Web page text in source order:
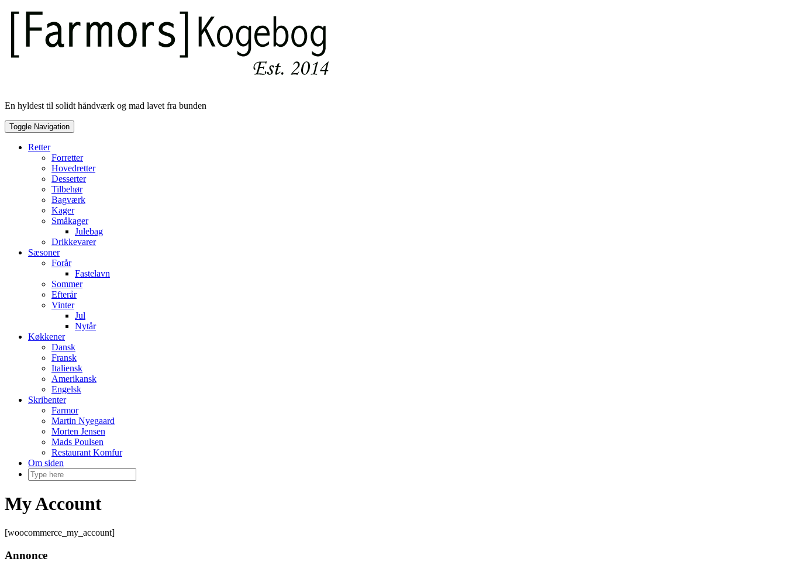
Skip
content
En hyldest til solidt håndværk og mad lavet fra bunden
Toggle Navigation
Retter
Forretter
Hovedretter
Desserter
Tilbehør
Bagværk
Kager
Småkager
Julebag
Drikkevarer
Sæsoner
Forår
Fastelavn
Sommer
Efterår
Vinter
Jul
Nytår
Køkkener
Dansk
Fransk
Italiensk
Amerikansk
Engelsk
Skribenter
Farmor
Martin Nyegaard
Morten Jensen
Mads Poulsen
Restaurant Komfur
Om siden
My Account
[woocommerce_my_account]
Annonce